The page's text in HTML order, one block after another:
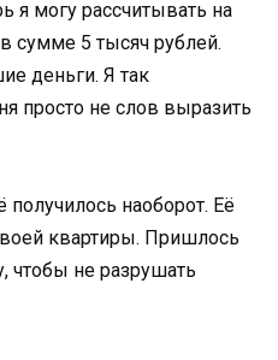
я могу рассчитывать на
сумме 5 тысяч рублей.
деньги. Я так
просто не слов выразить
наоборот. Её
квартиры. Пришлось
чтобы не разрушать